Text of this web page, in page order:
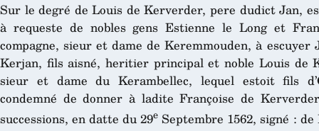
Sur le degré de Louis de Kerverder, pere dudict Jan,
à requeste de nobles gens Estienne le Long et
compagne, sieur et dame de Keremmouden, à
Kerjan, fils aisné, heritier principal et noble Louis de
sieur et dame du Kerambellec, lequel estoit fils
condemné de donner à ladite Françoise de
successions, en datte du 29e Septembre 1562, signé :